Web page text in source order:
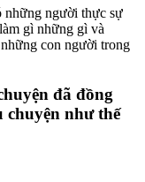
những người thực sự
gì những gì và
con người trong
đã đồng
như thế